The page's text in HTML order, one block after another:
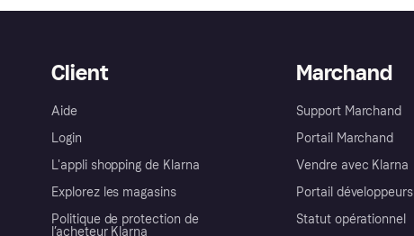
Client
Aide
Login
L'appli shopping de Klarna
Explorez les magasins
Politique de protection de
l’acheteur Klarna
Marchand
Support Marchand
Portail Marchand
Vendre avec Klarna
Portail développeurs
Statut opérationnel